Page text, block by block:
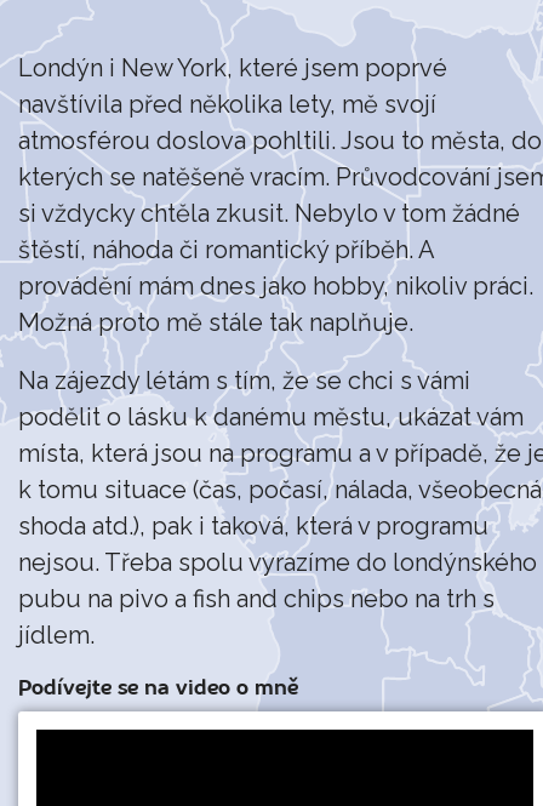
Londýn i New York, které jsem poprvé
navštívila před několika lety, mě svojí
atmosférou doslova pohltili. Jsou to města, do
kterých se natěšeně vracím. Průvodcování
si vždycky chtěla zkusit. Nebylo v tom žádné
štěstí, náhoda či romantický příběh. A
provádění mám dnes jako hobby, nikoliv práci.
Možná proto mě stále tak naplňuje.
Na zájezdy létám s tím, že se chci s vámi
podělit o lásku k danému městu, ukázat vám
místa, která jsou na programu a v případě, že
k tomu situace (čas, počasí, nálada, všeobecná
shoda atd.), pak i taková, která v programu
nejsou. Třeba spolu vyrazíme do londýnského
pubu na pivo a fish and chips nebo na trh s
jídlem.
Podívejte se na video o mně